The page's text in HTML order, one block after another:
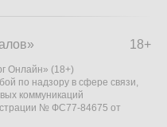
18+
Онлайн» (18+)
по надзору в сфере связи,
коммуникаций
№ ФС77-84675 от